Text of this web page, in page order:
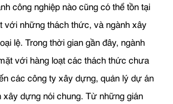
công nghiệp nào cũng có thể tồn tại
với những thách thức, và ngành xây
lệ. Trong thời gian gần đây, ngành
với hàng loạt các thách thức chưa
các công ty xây dựng, quản lý dự án
xây dựng nói chung. Từ những gián